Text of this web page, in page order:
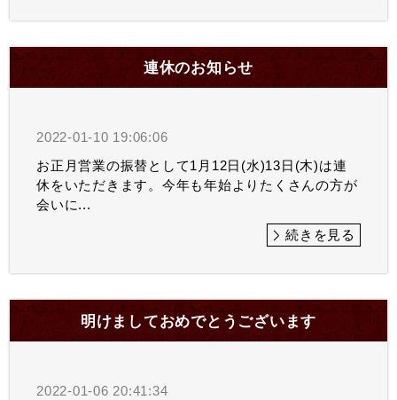
連休のお知らせ
2022-01-10 19:06:06
お正月営業の振替として1月12日(水)13日(木)は連
休をいただきます。今年も年始よりたくさんの方が
会いに...
続きを見る
明けましておめでとうございます
2022-01-06 20:41:34